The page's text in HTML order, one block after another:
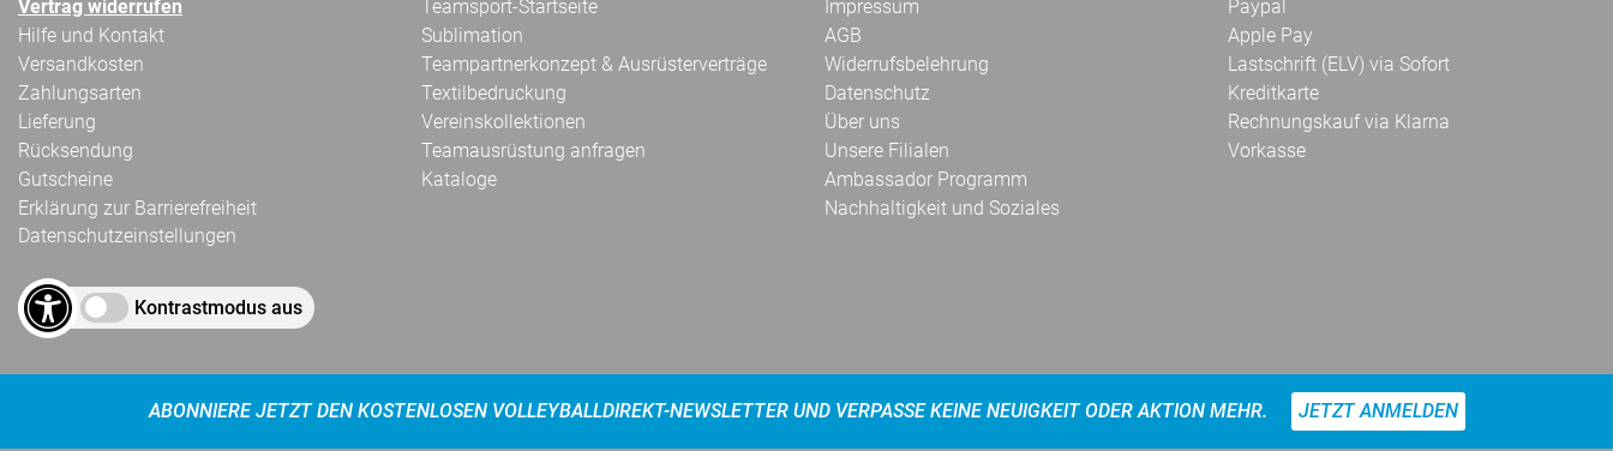
Vertrag widerrufen
Hilfe und Kontakt
Versandkosten
Zahlungsarten
Lieferung
Rücksendung
Gutscheine
Erklärung zur Barrierefreiheit
Datenschutzeinstellungen
Kontrastmodus aus
Teamsport-Startseite
Sublimation
Teampartnerkonzept & Ausrüsterverträge
Textilbedruckung
Vereinskollektionen
Teamausrüstung anfragen
Kataloge
Impressum
AGB
Widerrufsbelehrung
Datenschutz
Über uns
Unsere Filialen
Ambassador Programm
Nachhaltigkeit und Soziales
Paypal
Apple Pay
Lastschrift (ELV) via Sofort
Kreditkarte
Rechnungskauf via Klarna
Vorkasse
ABONNIERE JETZT DEN KOSTENLOSEN VOLLEYBALLDIREKT-NEWSLETTER UND VERPASSE KEINE NEUIGKEIT ODER AKTION MEHR. JETZT ANMELDEN